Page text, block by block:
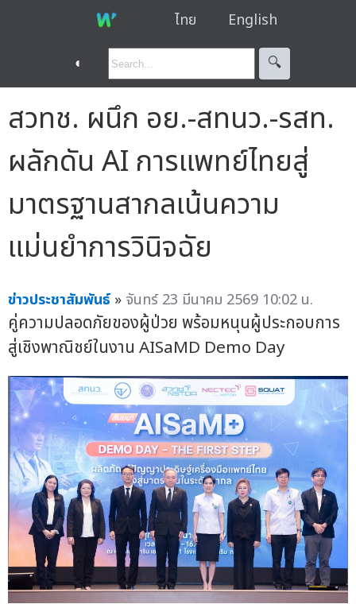
ไทย English
◐ 🔍︎
สวทช. ผนึก อย.-สทนว.-รสท.
ผลักดัน AI การแพทย์ไทยสู่
มาตรฐานสากลเน้นความ
แม่นยำการวินิจฉัย
ข่าวประชาสัมพันธ์ » จันทร์ 23 มีนาคม 2569 10:02 น.
คู่ความปลอดภัยของผู้ป่วย พร้อมหนุนผู้ประกอบการ
สู่เชิงพาณิชย์ในงาน AISaMD Demo Day